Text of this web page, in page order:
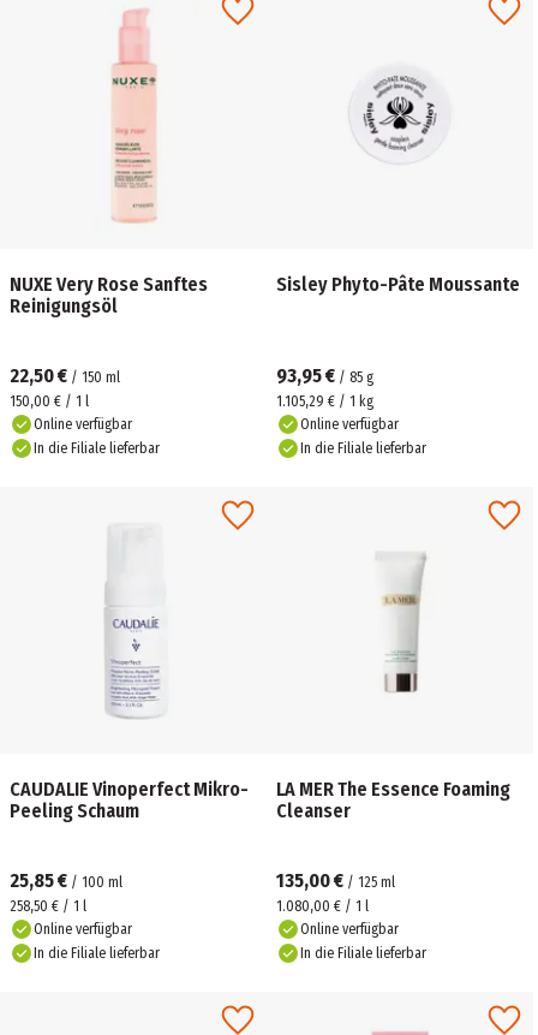
NUXE Very Rose Sanftes
Reinigungsöl
22,50 € / 150 ml
150,00 € / 1 l
Online verfügbar
In die Filiale lieferbar
Sisley Phyto-Pâte Moussante
93,95 € / 85 g
1.105,29 € / 1 kg
Online verfügbar
In die Filiale lieferbar
CAUDALIE Vinoperfect Mikro-
Peeling Schaum
25,85 € / 100 ml
258,50 € / 1 l
Online verfügbar
In die Filiale lieferbar
LA MER The Essence Foaming
Cleanser
135,00 € / 125 ml
1.080,00 € / 1 l
Online verfügbar
In die Filiale lieferbar